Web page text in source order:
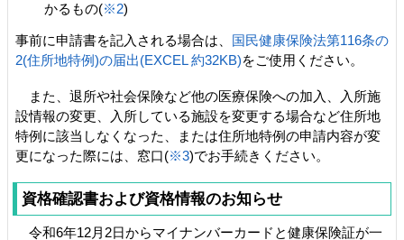
かるもの(※2)
事前に申請書を記入される場合は、 国民健康保険法第116条の
2(住所地特例)の届出(EXCEL 約32KB)をご使用ください。
また、退所や社会保険など他の医療保険への加入、入所施
設情報の変更、入所している施設を変更する場合など住所地
特例に該当しなくなった、または住所地特例の申請内容が変
更になった際には、窓口(※3)でお手続きください。
資格確認書および資格情報のお知らせ
令和6年12月2日からマイナンバーカードと健康保険証が一